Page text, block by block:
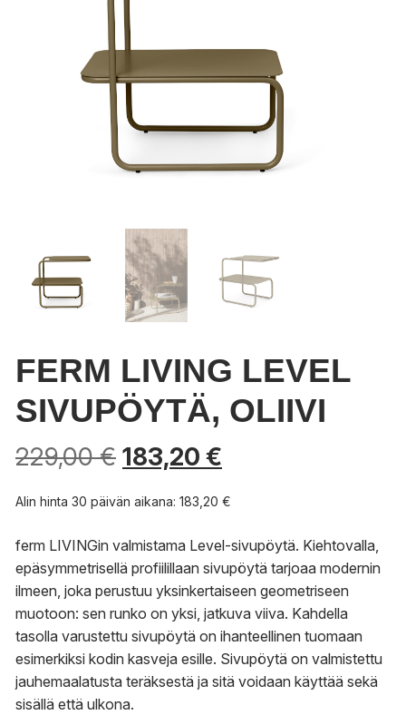
FERM LIVING LEVEL
SIVUPÖYTÄ, OLIIVI
229,00€ 183,20 €
Alin hinta 30 päivän aikana: 183,20 €
ferm LIVINGin valmistama Level-sivupöytä. Kiehtovalla,
epäsymmetrisellä profiilillaan sivupöytä tarjoaa modernin
ilmeen, joka perustuu yksinkertaiseen geometriseen
muotoon: sen runko on yksi, jatkuva viiva. Kahdella
tasolla varustettu sivupöytä on ihanteellinen tuomaan
esimerkiksi kodin kasveja esille. Sivupöytä on valmistettu
jauhemaalatusta teräksestä ja sitä voidaan käyttää sekä
sisällä että ulkona.